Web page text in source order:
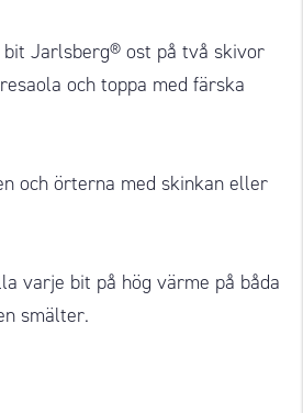
Jarlsberg® ost på två skivor
och toppa med färska
och örterna med skinkan eller
varje bit på hög värme på båda
smälter.